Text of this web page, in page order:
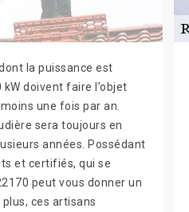
la puissance est
doivent faire l’objet
une fois par an.
sera toujours en
années. Possédant
et certifiés, qui se
peut vous donner un
ces artisans